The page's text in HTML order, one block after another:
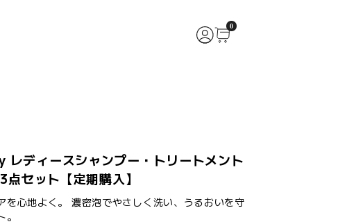
0
ディースシャンプー・トリートメント
点セット【定期購入】
を心地よく。 濃密泡でやさしく洗い、うるおいを守